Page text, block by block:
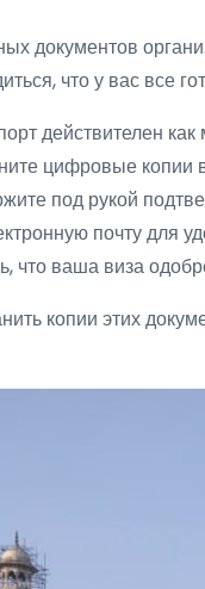
документов
что у вас все
действителен
цифровые
под рукой
почту для
что ваша виза
копии этих